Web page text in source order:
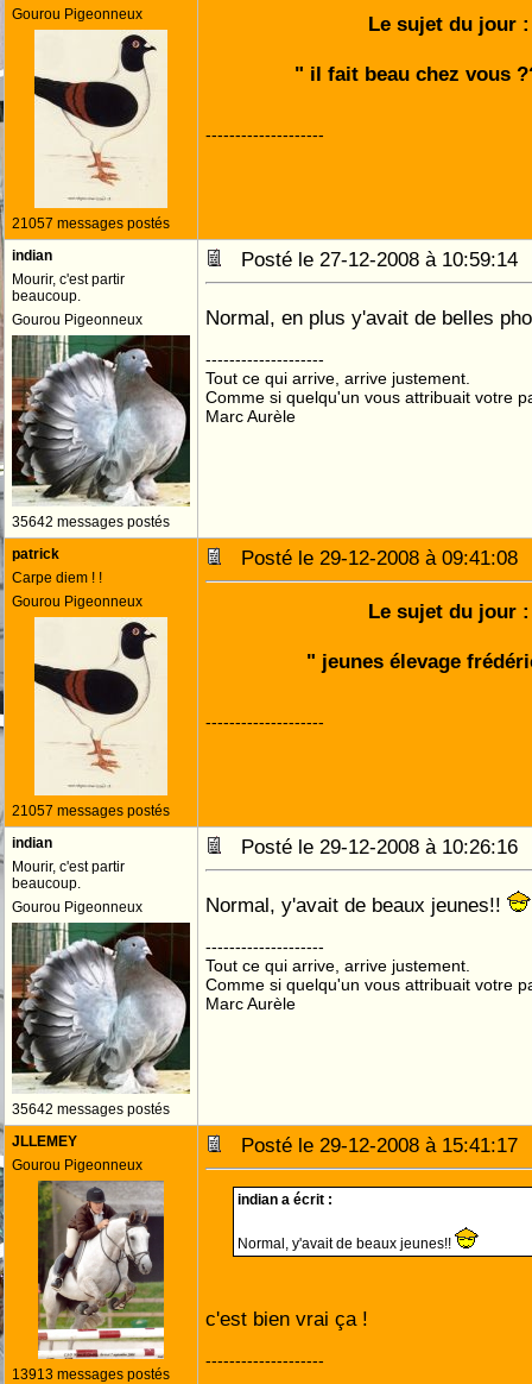
Gourou Pigeonneux
21057 messages postés
Le sujet du jour
" il fait beau chez vous
--------------------
indian
Mourir, c'est partir
beaucoup.
Gourou Pigeonneux
35642 messages postés
Posté le 27-12-2008 à
Normal, en plus y'avait de belles
--------------------
Tout ce qui arrive, arrive justement.
Comme si quelqu'un vous attribuait votre
Marc Aurèle
patrick
Carpe diem ! !
Gourou Pigeonneux
21057 messages postés
Posté le 29-12-2008 à
Le sujet du jour
" jeunes élevage
--------------------
indian
Mourir, c'est partir
beaucoup.
Gourou Pigeonneux
35642 messages postés
Posté le 29-12-2008 à
Normal, y'avait de beaux jeunes!!
--------------------
Tout ce qui arrive, arrive justement.
Comme si quelqu'un vous attribuait votre
Marc Aurèle
JLLEMEY
Gourou Pigeonneux
13913 messages postés
Posté le 29-12-2008 à
indian a écrit :
Normal, y'avait de beaux jeunes!!
c'est bien vrai ça !
--------------------